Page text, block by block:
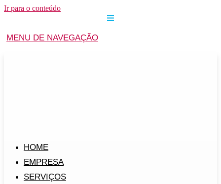
Ir para o conteúdo
MENU DE NAVEGAÇÃO
HOME
EMPRESA
SERVIÇOS